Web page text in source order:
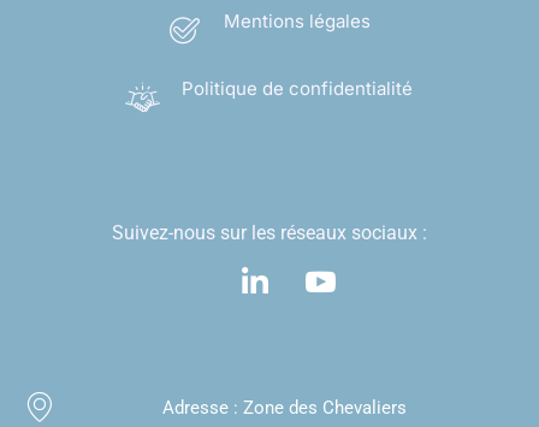
Mentions légales
Politique de confidentialité
Suivez-nous sur les réseaux sociaux :
Adresse : Zone des Chevaliers